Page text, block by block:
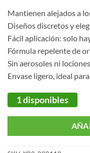
Mantienen alejados a
Diseños discretos y
Fácil aplicación: solo
Fórmula repelente de
Sin aerosoles ni lociones
Envase ligero, ideal
1 disponibles